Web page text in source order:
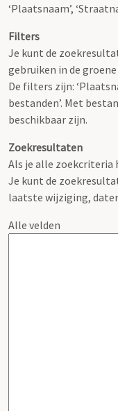
‘Plaatsnaam’,
Filters
Je kunt de
gebruiken in de groene
De filters zijn:
bestanden’. Met
beschikbaar zijn.
Zoekresultaten
Als je alle zoekcriteria
Je kunt de
laatste wijziging,
Alle velden